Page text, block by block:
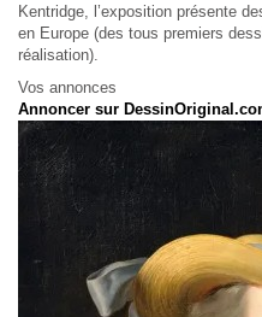
Kentridge, l’exposition présente
en Europe (des tous premiers
réalisation).
Vos annonces
Annoncer sur